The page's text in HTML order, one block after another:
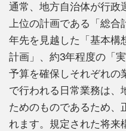
通常、地方自治体が行政
上位の計画である「総合
年先を見越した「基本構
計画」、約3年程度の「
予算を確保しそれぞれの
で行われる日常業務は、
ためのものであるため、
れます。規定された将来